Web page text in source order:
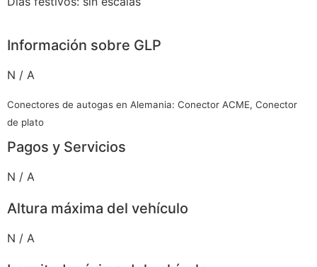
Información sobre GLP
N / A
Conectores de autogas en Alemania: Conector ACME, Conector
de plato
Pagos y Servicios
N / A
Altura máxima del vehículo
N / A